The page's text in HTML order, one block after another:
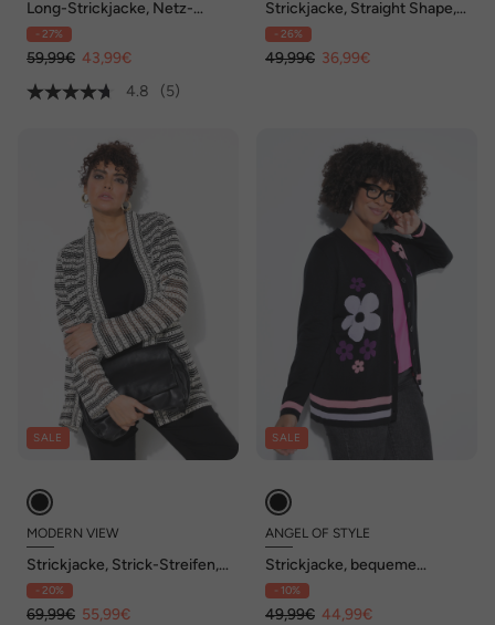
Long-Strickjacke, Netz-
Optik, offene Form, V-
Ausschnitt
- 27%
59,99€ 43,99€
4.8
(5)
Strickjacke, Straight Shape,
Strick mit Lochmuster
- 26%
49,99€ 36,99€
SALE
MODERN VIEW
Strickjacke, Strick-Streifen,
offene Jacke, Langarm
- 20%
69,99€ 55,99€
SALE
ANGEL OF STYLE
Strickjacke, bequeme
Passform
- 10%
49,99€ 44,99€